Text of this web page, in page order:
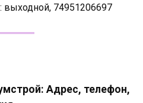
выходной, 74951206697
Адрес, телефон,